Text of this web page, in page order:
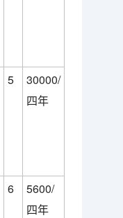
5
30000/
四年
6
5600/
四年